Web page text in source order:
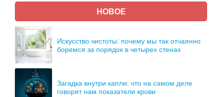
НОВОЕ
Искусство чистоты: почему мы так отчаянно
боремся за порядок в четырех стенах
Загадка внутри капли: что на самом деле
говорят нам показатели крови